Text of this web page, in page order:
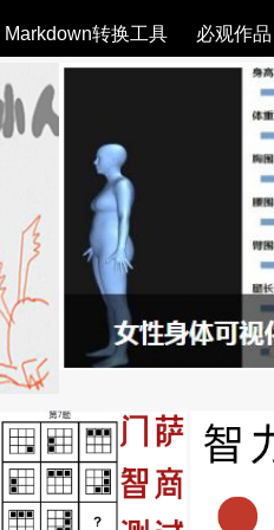
Markdown转换工具 必观作品